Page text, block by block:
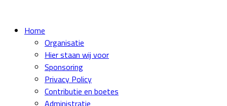
Home
Organisatie
Hier staan wij voor
Sponsoring
Privacy Policy
Contributie en boetes
Administratie